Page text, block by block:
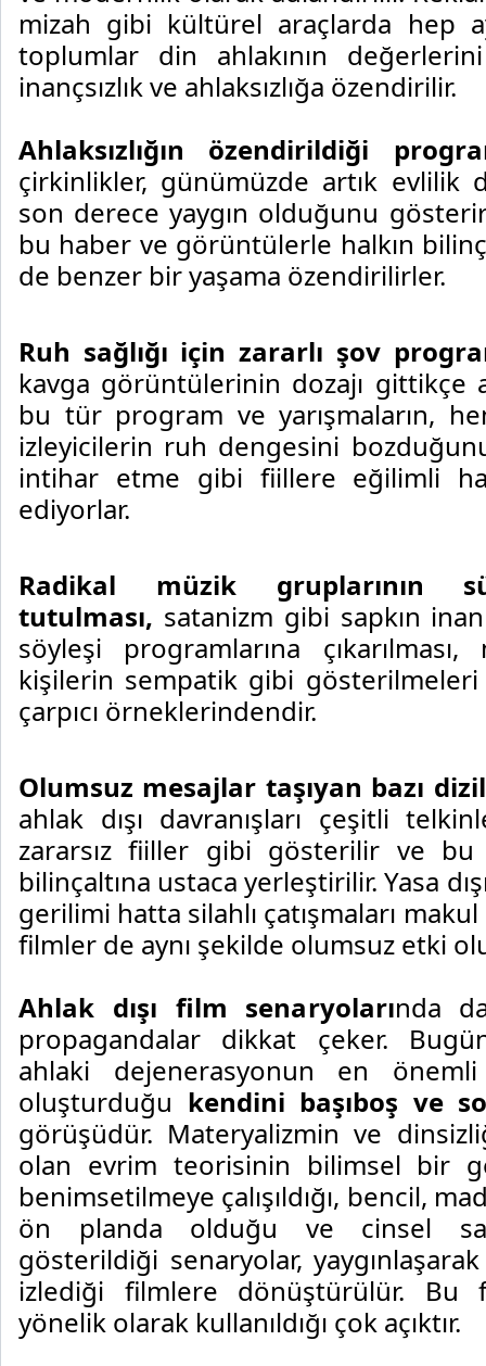
mizah gibi kültürel araçlarda hep
toplumlar din ahlakının
inançsızlık ve ahlaksızlığa özendirilir.
Ahlaksızlığın özendirildiği
çirkinlikler, günümüzde artık evlilik
son derece yaygın olduğunu
bu haber ve görüntülerle halkın
de benzer bir yaşama özendirilirler.
Ruh sağlığı için zararlı şov
kavga görüntülerinin dozajı gittikçe
bu tür program ve yarışmaların,
izleyicilerin ruh dengesini
intihar etme gibi fiillere eğilimli
ediyorlar.
Radikal müzik gruplarının
tutulması, satanizm gibi sapkın
söyleşi programlarına
kişilerin sempatik gibi
çarpıcı örneklerindendir.
Olumsuz mesajlar taşıyan bazı
ahlak dışı davranışları çeşitli
zararsız fiiller gibi gösterilir ve bu
bilinçaltına ustaca yerleştirilir. Yasa
gerilimi hatta silahlı çatışmaları
filmler de aynı şekilde olumsuz etki
Ahlak dışı film senaryolarında
propagandalar dikkat çeker.
ahlaki dejenerasyonun en
oluşturduğu kendini başıboş ve
görüşüdür. Materyalizmin ve
olan evrim teorisinin bilimsel bir
benimsetilmeye çalışıldığı, bencil,
ön planda olduğu ve cinsel
gösterildiği senaryolar,
izlediği filmlere dönüştürülür. Bu
yönelik olarak kullanıldığı çok açıktır.